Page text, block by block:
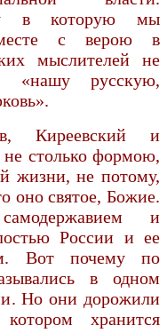
в которую мы
с верою в
мыслителей не
«нашу русскую,
Киреевский и
столько формою,
жизни, не потому,
оно святое, Божие.
и
России и ее
Вот почему по
в одном
Но они дорожили
хранится